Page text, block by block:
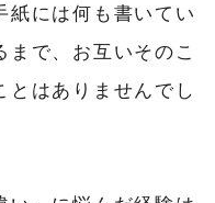
紙には何も書いてい
で、お互いそのこ
とはありませんでし